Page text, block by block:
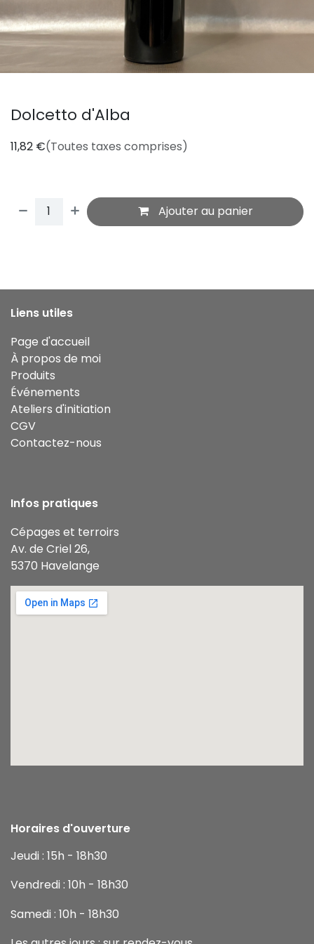
Dolcetto d'Alba
11,82 €(Toutes taxes comprises)
Ajouter au panier
Liens utiles
Page d'accueil
À propos de moi
Produits
Événements
Ateliers d'initiation
CGV
Contactez-nous
Infos pratiques
Cépages et terroirs
Av. de Criel 26,
5370 Havelange
Horaires d'ouverture
Jeudi : 15h - 18h30
Vendredi : 10h - 18h30
Samedi : 10h - 18h30